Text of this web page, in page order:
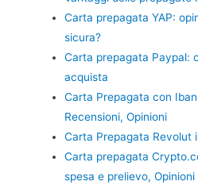
Carta prepagata YAP:
sicura?
Carta prepagata Paypal:
acquista
Carta Prepagata con
Recensioni, Opinioni
Carta Prepagata Revolut
Carta prepagata
spesa e prelievo, Opinioni